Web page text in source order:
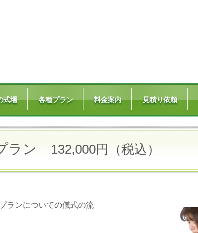
式場 各種プラン 料金案内 見積り依頼
ラン 132,000円（税込）
ランについての儀式の流